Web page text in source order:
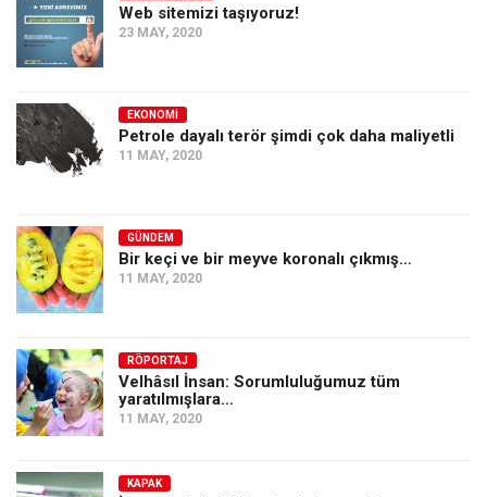
Web sitemizi taşıyoruz!
23 MAY, 2020
EKONOMI
Petrole dayalı terör şimdi çok daha maliyetli
11 MAY, 2020
GÜNDEM
Bir keçi ve bir meyve koronalı çıkmış…
11 MAY, 2020
RÖPORTAJ
Velhâsıl İnsan: Sorumluluğumuz tüm
yaratılmışlara…
11 MAY, 2020
KAPAK